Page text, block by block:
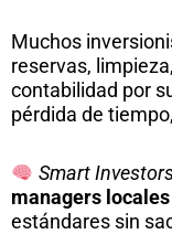
Muchos
reservas,
contabilidad por
pérdida de
Smart
managers locales
estándares sin